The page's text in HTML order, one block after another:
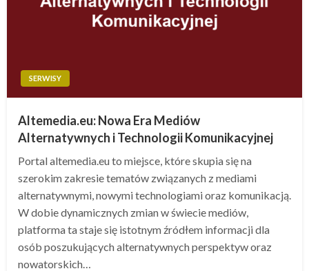
SERWISY
Altemedia.eu: Nowa Era Mediów
Alternatywnych i Technologii Komunikacyjnej
Portal altemedia.eu to miejsce, które skupia się na
szerokim zakresie tematów związanych z mediami
alternatywnymi, nowymi technologiami oraz komunikacją.
W dobie dynamicznych zmian w świecie mediów,
platforma ta staje się istotnym źródłem informacji dla
osób poszukujących alternatywnych perspektyw oraz
nowatorskich…